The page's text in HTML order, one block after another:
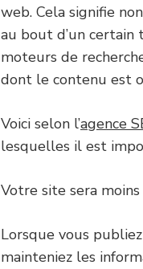
web. Cela signifie
au bout d’un certain
moteurs de
dont le contenu est
Voici selon l’agence
lesquelles il est
Votre site sera
Lorsque vous
mainteniez les